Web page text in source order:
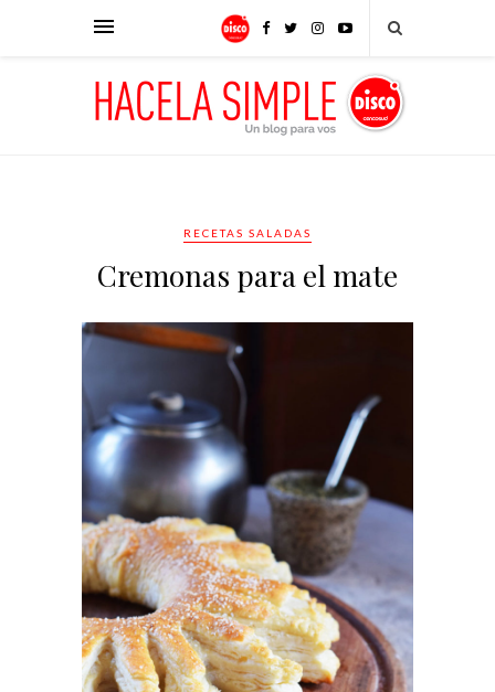
RECETAS SALADAS
Cremonas para el mate